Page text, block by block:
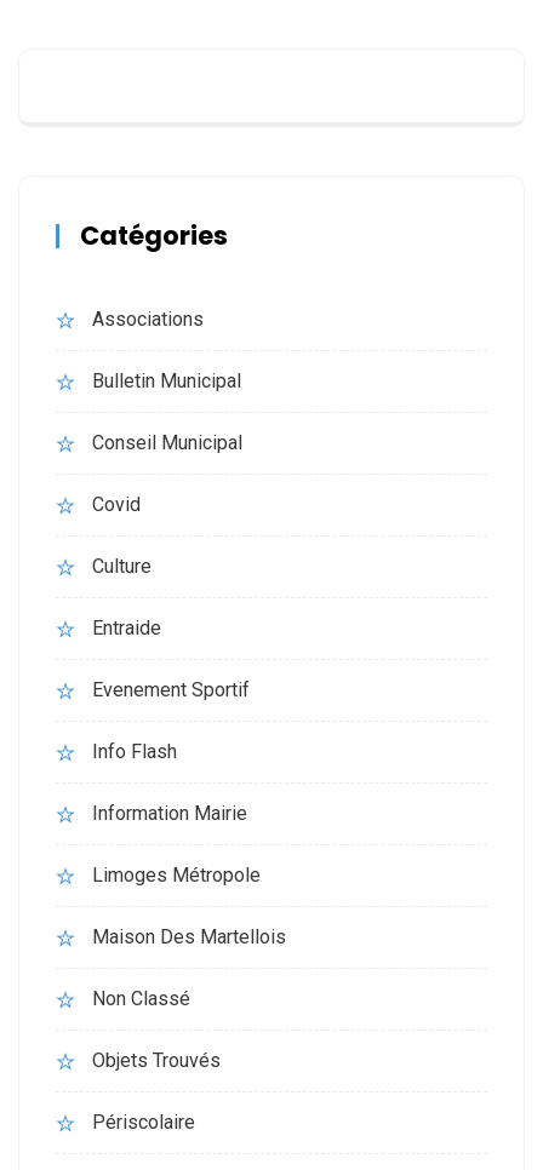
Catégories
Associations
Bulletin Municipal
Conseil Municipal
Covid
Culture
Entraide
Evenement Sportif
Info Flash
Information Mairie
Limoges Métropole
Maison Des Martellois
Non Classé
Objets Trouvés
Périscolaire